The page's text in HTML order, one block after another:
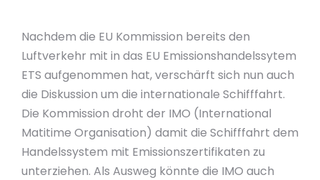
Nachdem die EU Kommission bereits den
Luftverkehr mit in das EU Emissionshandelssytem
ETS aufgenommen hat, verschärft sich nun auch
die Diskussion um die internationale Schifffahrt.
Die Kommission droht der IMO (International
Matitime Organisation) damit die Schifffahrt dem
Handelssystem mit Emissionszertifikaten zu
unterziehen. Als Ausweg könnte die IMO auch